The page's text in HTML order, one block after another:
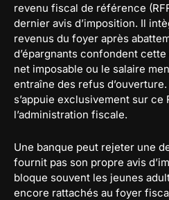
revenu fiscal de référence
dernier avis d’imposition. Il
revenus du foyer après
d’épargnants confondent
net imposable ou le salaire
entraîne des refus
s’appuie exclusivement sur ce
l’administration fiscale.
Une banque peut rejeter une
fournit pas son propre avis
bloque souvent les jeunes
encore rattachés au foyer